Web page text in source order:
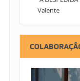
Valente